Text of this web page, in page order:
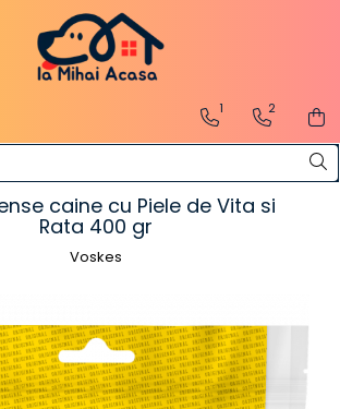
1 2
caine cu Piele de Vita si
Rata 400 gr
Voskes